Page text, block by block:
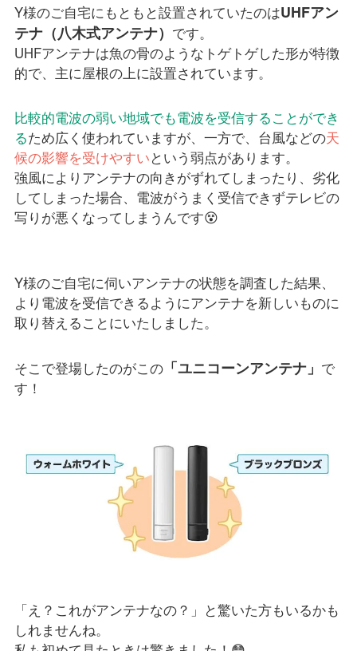
Y様のご自宅にもともと設置されていたのはUHFアン
テナ（八木式アンテナ） です。
UHFアンテナは魚の骨のようなトゲトゲした形が特徴
的で、主に屋根の上に設置されています。
比較的電波の弱い地域でも電波を受信することができ
るため広く使われていますが、一方で、台風などの天
候の影響を受けやすいという弱点があります。
強風によりアンテナの向きがずれてしまったり、劣化
してしまった場合、電波がうまく受信できずテレビの
写りが悪くなってしまうんです😵
Y様のご自宅に伺いアンテナの状態を調査した結果、
より電波を受信できるようにアンテナを新しいものに
取り替えることにいたしました。
そこで登場したのがこの「ユニコーンアンテナ」 で
す！
「え？これがアンテナなの？」と驚いた方もいるかも
しれませんね。